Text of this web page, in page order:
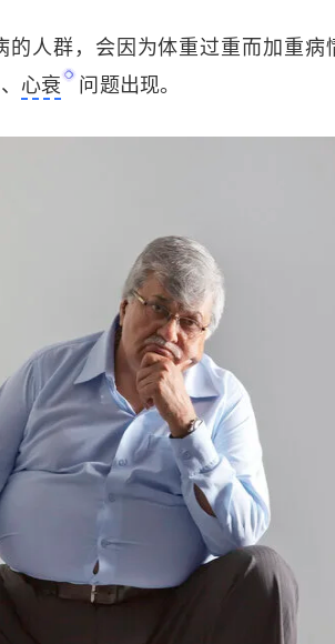
的人群，会因为体重过重而加重病
、 心衰 问题出现。